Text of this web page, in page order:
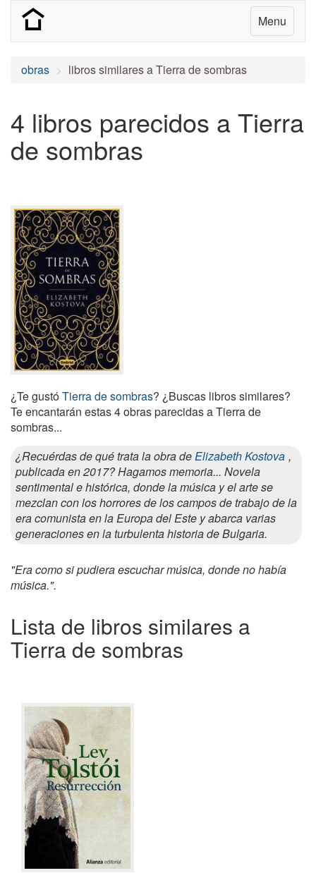
Menu
obras libros similares a Tierra de sombras
4 libros parecidos a Tierra
de sombras
¿Te gustóTierra de sombras? ¿Buscas libros similares?
Te encantarán estas 4 obras parecidas a Tierra de
sombras...
¿Recuérdas de qué trata la obra deElizabeth Kostova ,
publicada en 2017? Hagamos memoria... Novela
sentimental e histórica, donde la música y el arte se
mezclan con los horrores de los campos de trabajo de la
era comunista en la Europa del Este y abarca varias
generaciones en la turbulenta historia de Bulgaria.
"Era como si pudiera escuchar música, donde no había
música.".
Lista de libros similares a
Tierra de sombras